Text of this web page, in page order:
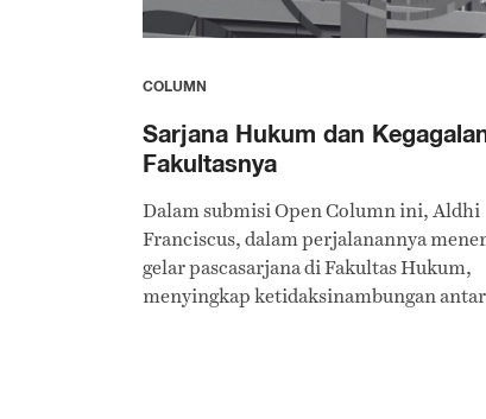
COLUMN
Sarjana Hukum dan
Fakultasnya
Dalam submisi Open Column ini, Aldhi
Franciscus, dalam perjalanannya
gelar pascasarjana di Fakultas Hukum,
menyingkap ketidaksinambungan